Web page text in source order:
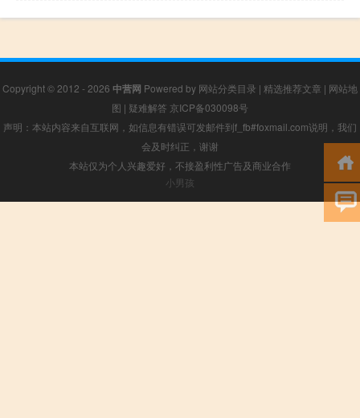
Copyright © 2012 - 2026 中营网 Powered by 网站分类目录 | 精选推荐文章 | 网站地
图 | 疑难解答 京ICP备030098号
声明：本站内容来自互联网，如信息有错误可发邮件到f_fb#foxmail.com说明，我们
会及时纠正，谢谢
本站仅为个人兴趣爱好，不接盈利性广告及商业合作
小男孩